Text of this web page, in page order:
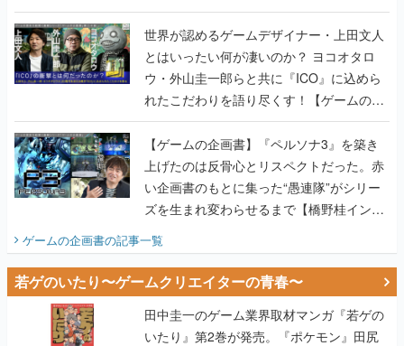
世界が認めるゲームデザイナー・上田文人
とはいったい何が凄いのか？ ヨコオタロ
ウ・外山圭一郎らと共に『ICO』に込めら
れたこだわりを語り尽くす！【ゲームの企
画書】
【ゲームの企画書】『ペルソナ3』を築き
上げたのは反骨心とリスペクトだった。赤
い企画書のもとに集った“愚連隊”がシリー
ズを生まれ変わらせるまで【橋野桂インタ
ゲームの企画書の記事一覧
若ゲのいたり〜ゲームクリエイターの青春〜
田中圭一のゲーム業界取材マンガ『若ゲの
いたり』第2巻が発売。『ポケモン』田尻